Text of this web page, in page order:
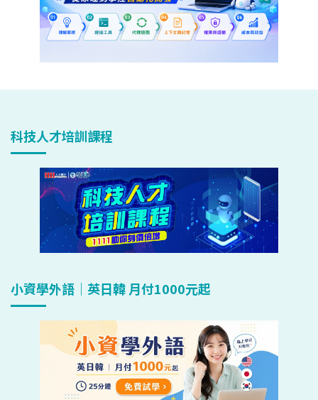
科技人才培訓課程
小資學外語｜英日韓 月付1000元起